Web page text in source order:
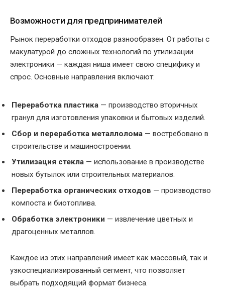
Возможности для предпринимателей
Рынок переработки отходов разнообразен. От работы с
макулатурой до сложных технологий по утилизации
электроники — каждая ниша имеет свою специфику и
спрос. Основные направления включают:
Переработка пластика — производство вторичных
гранул для изготовления упаковки и бытовых изделий.
Сбор и переработка металлолома — востребовано в
строительстве и машиностроении.
Утилизация стекла — использование в производстве
новых бутылок или строительных материалов.
Переработка органических отходов — производство
компоста и биотоплива.
Обработка электроники — извлечение цветных и
драгоценных металлов.
Каждое из этих направлений имеет как массовый, так и
узкоспециализированный сегмент, что позволяет
выбрать подходящий формат бизнеса.